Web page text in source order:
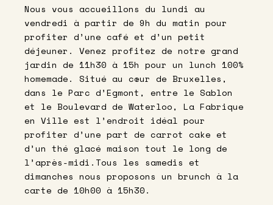
Nous vous accueillons du lundi au
vendredi à partir de 9h du matin pour
profiter d’une café et d’un petit
déjeuner. Venez profitez de notre grand
jardin de 11h30 à 15h pour un lunch 100%
homemade. Situé au cœur de Bruxelles,
dans le Parc d’Egmont, entre le Sablon
et le Boulevard de Waterloo, La Fabrique
en Ville est l’endroit idéal pour
profiter d’une part de carrot cake et
d’un thé glacé maison tout le long de
l’après-midi. Tous les samedis et
dimanches nous proposons un brunch à la
carte de 10h00 à 15h30.